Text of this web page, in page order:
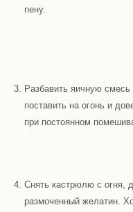
пену.
Разбавить яичную
поставить на огонь и
при постоянном
Снять кастрюлю с огня,
размоченный желатин.